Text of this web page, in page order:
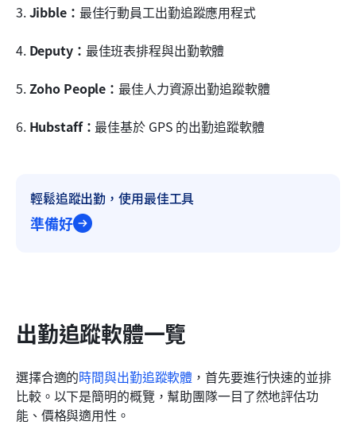
3. Jibble： 最佳行動員工出勤追蹤應用程式
4. Deputy： 最佳班表排程與出勤軟體
5. Zoho People： 最佳人力資源出勤追蹤軟體
6. Hubstaff： 最佳基於 GPS 的出勤追蹤軟體
輕鬆追蹤出勤，使用最佳工具
準備好
出勤追蹤軟體一覽
選擇合適的時間與出勤追蹤軟體 ，首先要進行快速的並排
比較。以下是簡明的概覽，幫助團隊一目了然地評估功
能、價格與適用性。